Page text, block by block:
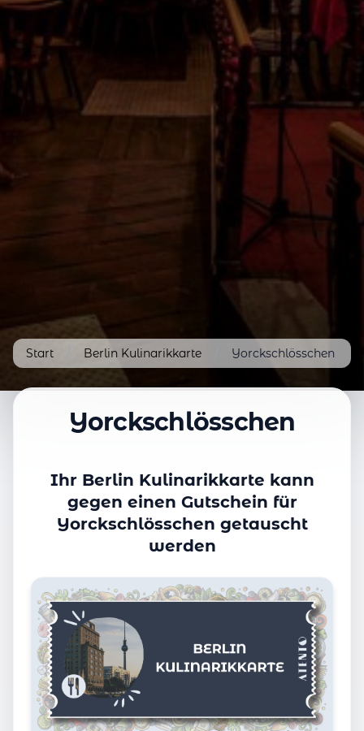
Start / Berlin Kulinarikkarte / Yorckschlösschen
Yorckschlösschen
Ihr Berlin Kulinarikkarte kann
gegen einen Gutschein für
Yorckschlösschen getauscht
werden